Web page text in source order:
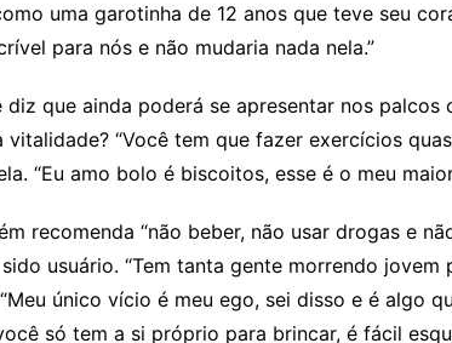
uma garotinha de 12 anos que teve seu
para nós e não mudaria nada nela.”
diz que ainda poderá se apresentar nos palcos
vitalidade? “Você tem que fazer exercícios
“Eu amo bolo é biscoitos, esse é o meu
recomenda “não beber, não usar drogas e
usuário. “Tem tanta gente morrendo jovem
único vício é meu ego, sei disso e é algo
só tem a si próprio para brincar, é fácil